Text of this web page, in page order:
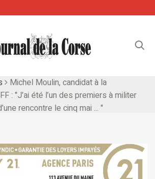
Michel Moulin, candidat à la
: "J’ai été l’un des premiers à militer
rencontre le cinq mai ... "